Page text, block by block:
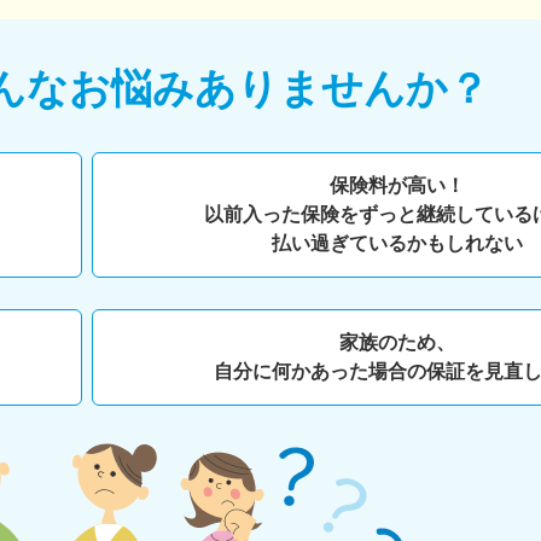
なお悩みありませんか？
保険料が高い！
以前入った保険をずっと継続している
払い過ぎているかもしれない
家族のため、
自分に何かあった場合の保証を見直